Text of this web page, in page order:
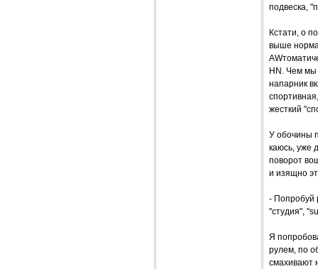
подвеска,
Кстати, о
выше
HN. Чем мы
напарник
жесткий
У обочины
каюсь, уже
поворот
и изящно
- Попробуй
"студия",
Я
рулем, по
смахивают